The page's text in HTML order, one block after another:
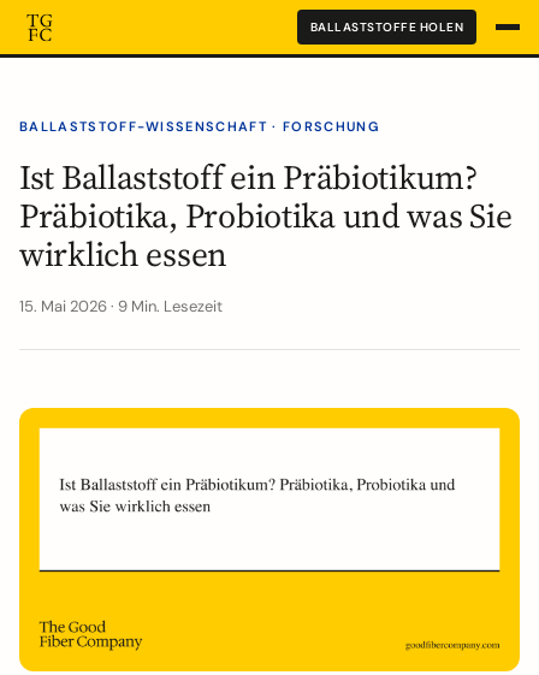
BALLASTSTOFFE HOLEN
BALLASTSTOFF-WISSENSCHAFT · FORSCHUNG
Ist Ballaststoff ein Präbiotikum?
Präbiotika, Probiotika und was Sie
wirklich essen
15. Mai 2026 · 9 Min. Lesezeit